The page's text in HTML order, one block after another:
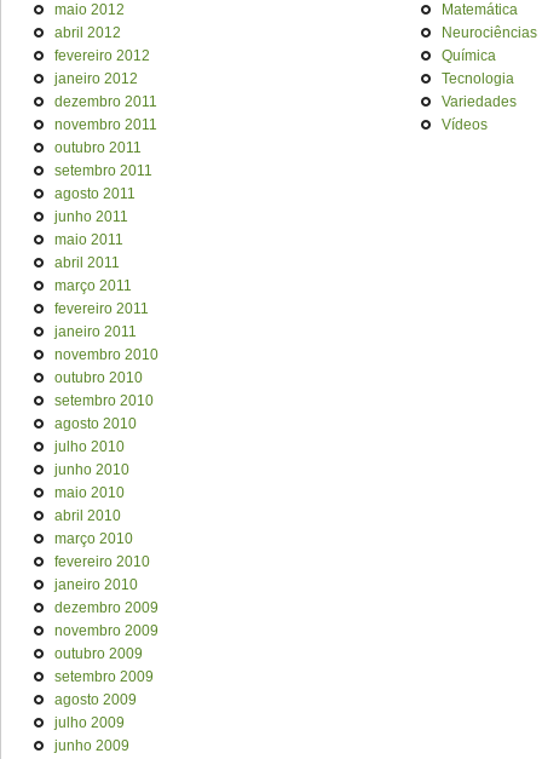
maio 2012
abril 2012
fevereiro 2012
janeiro 2012
dezembro 2011
novembro 2011
outubro 2011
setembro 2011
agosto 2011
junho 2011
maio 2011
abril 2011
março 2011
fevereiro 2011
janeiro 2011
novembro 2010
outubro 2010
setembro 2010
agosto 2010
julho 2010
junho 2010
maio 2010
abril 2010
março 2010
fevereiro 2010
janeiro 2010
dezembro 2009
novembro 2009
outubro 2009
setembro 2009
agosto 2009
julho 2009
junho 2009
Matemática
Neurociências
Química
Tecnologia
Variedades
Vídeos